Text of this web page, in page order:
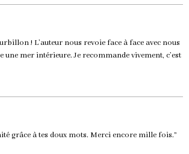
! L’auteur nous revoie face à face avec nous
une mer intérieure. Je recommande vivement, c’est
grâce à tes doux mots. Merci encore mille fois.”